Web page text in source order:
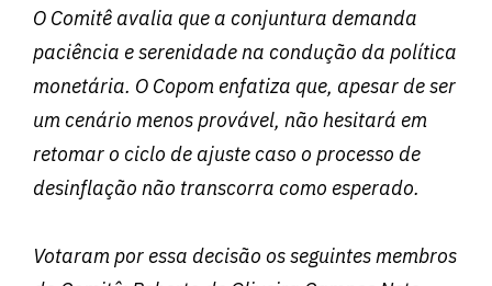
O Comitê avalia que a conjuntura demanda
paciência e serenidade na condução da política
monetária. O Copom enfatiza que, apesar de ser
um cenário menos provável, não hesitará em
retomar o ciclo de ajuste caso o processo de
desinflação não transcorra como esperado.
Votaram por essa decisão os seguintes membros